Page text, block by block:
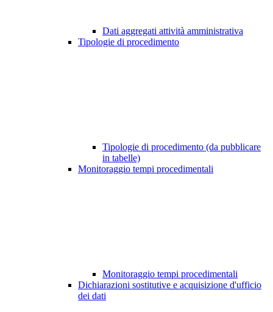
Dati aggregati attività amministrativa
Tipologie di procedimento
Tipologie di procedimento (da pubblicare
in tabelle)
Monitoraggio tempi procedimentali
Monitoraggio tempi procedimentali
Dichiarazioni sostitutive e acquisizione d'ufficio
dei dati